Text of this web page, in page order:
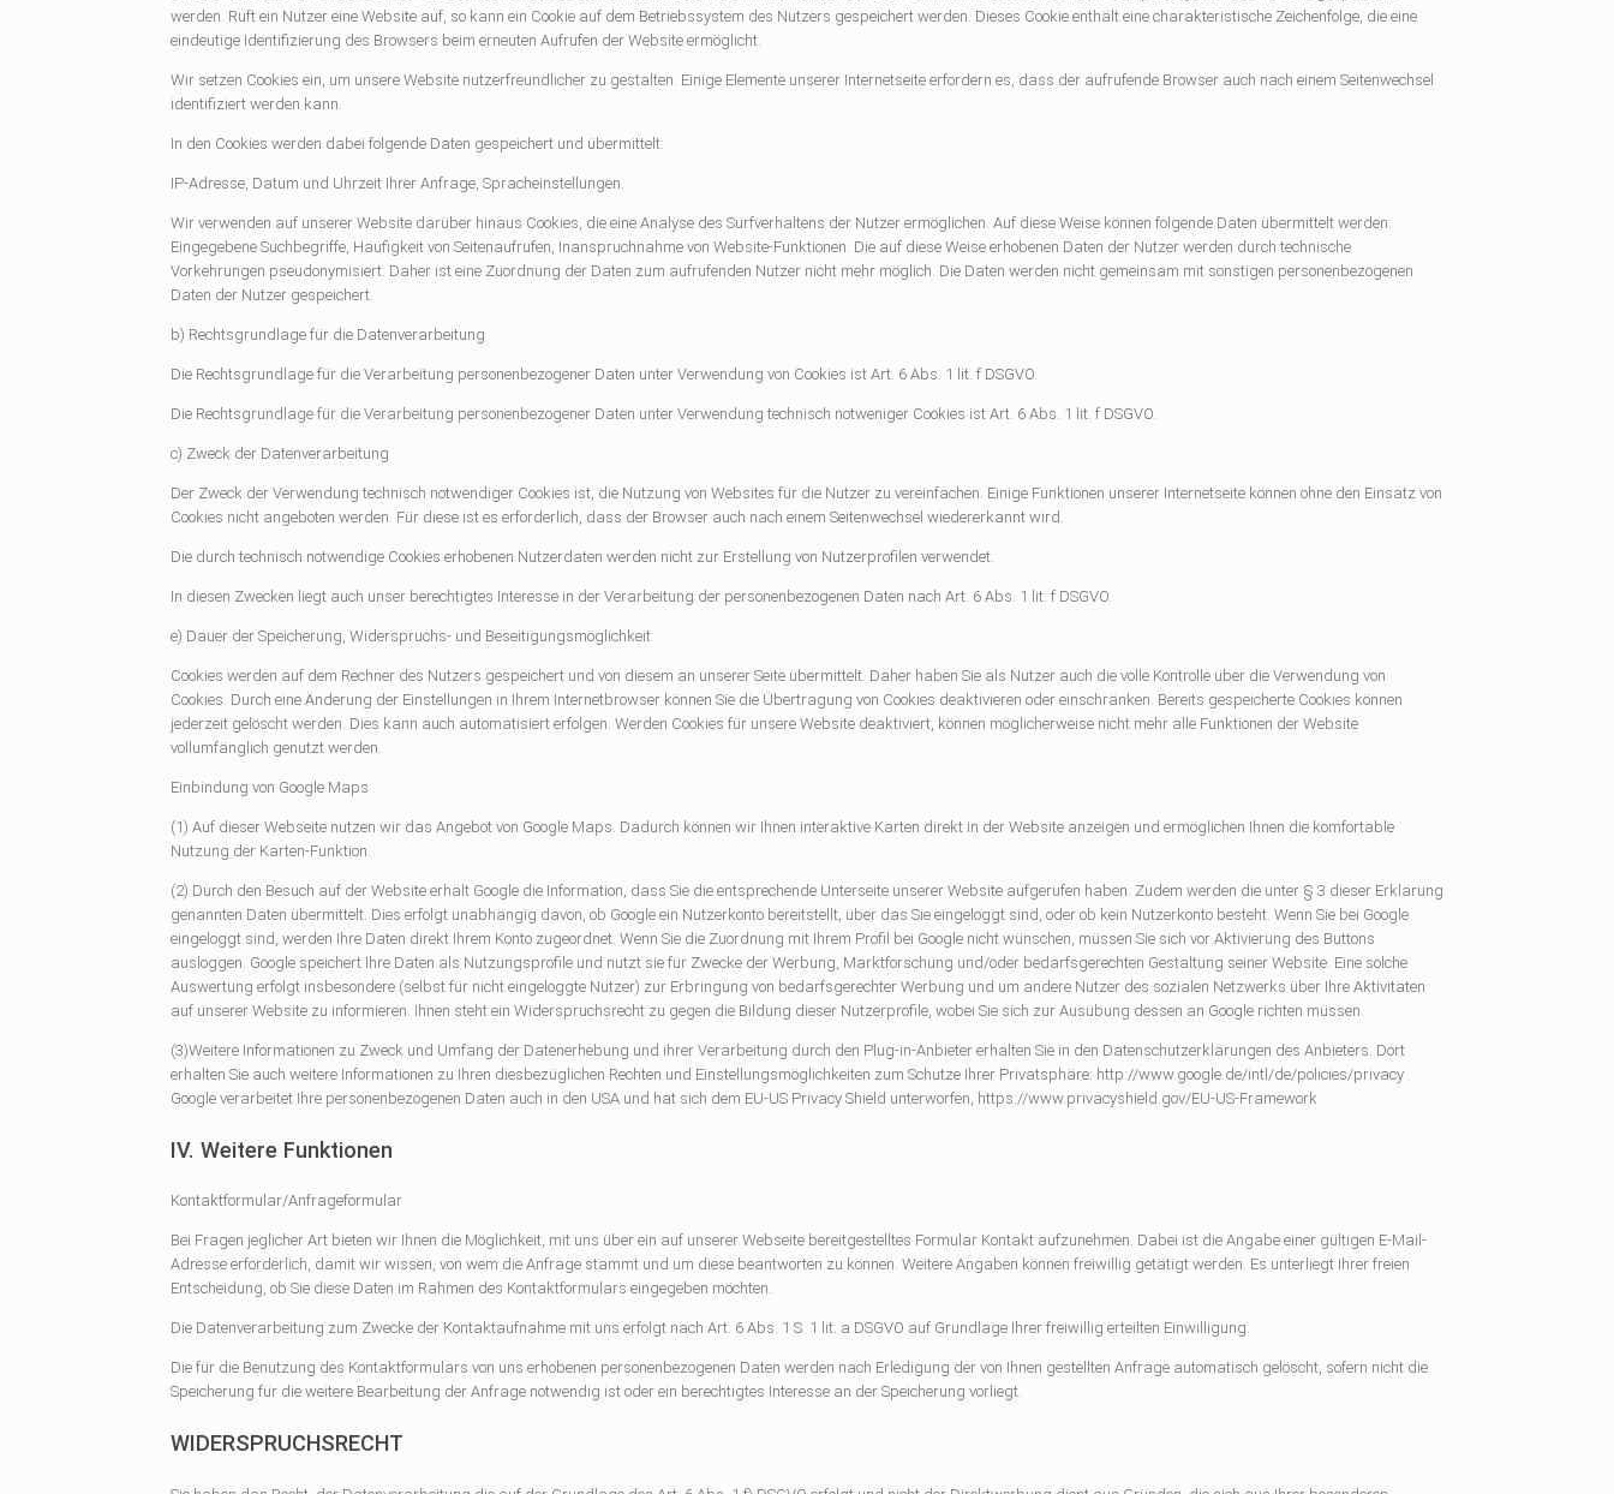
werden. Ruft ein Nutzer eine Website auf, so kann ein Cookie auf dem Betriebssystem des Nutzers gespeichert werden. Dieses Cookie enthält eine charakteristische Zeichenfolge, die eine
eindeutige Identifizierung des Browsers beim erneuten Aufrufen der Website ermöglicht.
Wir setzen Cookies ein, um unsere Website nutzerfreundlicher zu gestalten. Einige Elemente unserer Internetseite erfordern es, dass der aufrufende Browser auch nach einem Seitenwechsel
identifiziert werden kann.
In den Cookies werden dabei folgende Daten gespeichert und übermittelt:
IP-Adresse, Datum und Uhrzeit Ihrer Anfrage, Spracheinstellungen.
Wir verwenden auf unserer Website darüber hinaus Cookies, die eine Analyse des Surfverhaltens der Nutzer ermöglichen. Auf diese Weise können folgende Daten übermittelt werden:
Eingegebene Suchbegriffe, Häufigkeit von Seitenaufrufen, Inanspruchnahme von Website-Funktionen. Die auf diese Weise erhobenen Daten der Nutzer werden durch technische
Vorkehrungen pseudonymisiert. Daher ist eine Zuordnung der Daten zum aufrufenden Nutzer nicht mehr möglich. Die Daten werden nicht gemeinsam mit sonstigen personenbezogenen
Daten der Nutzer gespeichert.
b) Rechtsgrundlage für die Datenverarbeitung
Die Rechtsgrundlage für die Verarbeitung personenbezogener Daten unter Verwendung von Cookies ist Art. 6 Abs. 1 lit. f DSGVO.
Die Rechtsgrundlage für die Verarbeitung personenbezogener Daten unter Verwendung technisch notweniger Cookies ist Art. 6 Abs. 1 lit. f DSGVO.
c) Zweck der Datenverarbeitung
Der Zweck der Verwendung technisch notwendiger Cookies ist, die Nutzung von Websites für die Nutzer zu vereinfachen. Einige Funktionen unserer Internetseite können ohne den Einsatz von
Cookies nicht angeboten werden. Für diese ist es erforderlich, dass der Browser auch nach einem Seitenwechsel wiedererkannt wird.
Die durch technisch notwendige Cookies erhobenen Nutzerdaten werden nicht zur Erstellung von Nutzerprofilen verwendet.
In diesen Zwecken liegt auch unser berechtigtes Interesse in der Verarbeitung der personenbezogenen Daten nach Art. 6 Abs. 1 lit. f DSGVO.
e) Dauer der Speicherung, Widerspruchs- und Beseitigungsmöglichkeit
Cookies werden auf dem Rechner des Nutzers gespeichert und von diesem an unserer Seite übermittelt. Daher haben Sie als Nutzer auch die volle Kontrolle über die Verwendung von
Cookies. Durch eine Änderung der Einstellungen in Ihrem Internetbrowser können Sie die Übertragung von Cookies deaktivieren oder einschränken. Bereits gespeicherte Cookies können
jederzeit gelöscht werden. Dies kann auch automatisiert erfolgen. Werden Cookies für unsere Website deaktiviert, können möglicherweise nicht mehr alle Funktionen der Website
vollumfänglich genutzt werden.
Einbindung von Google Maps
(1) Auf dieser Webseite nutzen wir das Angebot von Google Maps. Dadurch können wir Ihnen interaktive Karten direkt in der Website anzeigen und ermöglichen Ihnen die komfortable
Nutzung der Karten-Funktion.
(2) Durch den Besuch auf der Website erhält Google die Information, dass Sie die entsprechende Unterseite unserer Website aufgerufen haben. Zudem werden die unter § 3 dieser Erklärung
genannten Daten übermittelt. Dies erfolgt unabhängig davon, ob Google ein Nutzerkonto bereitstellt, über das Sie eingeloggt sind, oder ob kein Nutzerkonto besteht. Wenn Sie bei Google
eingeloggt sind, werden Ihre Daten direkt Ihrem Konto zugeordnet. Wenn Sie die Zuordnung mit Ihrem Profil bei Google nicht wünschen, müssen Sie sich vor Aktivierung des Buttons
ausloggen. Google speichert Ihre Daten als Nutzungsprofile und nutzt sie für Zwecke der Werbung, Marktforschung und/oder bedarfsgerechten Gestaltung seiner Website. Eine solche
Auswertung erfolgt insbesondere (selbst für nicht eingeloggte Nutzer) zur Erbringung von bedarfsgerechter Werbung und um andere Nutzer des sozialen Netzwerks über Ihre Aktivitäten
auf unserer Website zu informieren. Ihnen steht ein Widerspruchsrecht zu gegen die Bildung dieser Nutzerprofile, wobei Sie sich zur Ausübung dessen an Google richten müssen.
(3)Weitere Informationen zu Zweck und Umfang der Datenerhebung und ihrer Verarbeitung durch den Plug-in-Anbieter erhalten Sie in den Datenschutzerklärungen des Anbieters. Dort
erhalten Sie auch weitere Informationen zu Ihren diesbezüglichen Rechten und Einstellungsmöglichkeiten zum Schutze Ihrer Privatsphäre: http://www.google.de/intl/de/policies/privacy .
Google verarbeitet Ihre personenbezogenen Daten auch in den USA und hat sich dem EU-US Privacy Shield unterworfen, https://www.privacyshield.gov/EU-US-Framework
IV. Weitere Funktionen
Kontaktformular/Anfrageformular
Bei Fragen jeglicher Art bieten wir Ihnen die Möglichkeit, mit uns über ein auf unserer Webseite bereitgestelltes Formular Kontakt aufzunehmen. Dabei ist die Angabe einer gültigen E-Mail-
Adresse erforderlich, damit wir wissen, von wem die Anfrage stammt und um diese beantworten zu können. Weitere Angaben können freiwillig getätigt werden. Es unterliegt Ihrer freien
Entscheidung, ob Sie diese Daten im Rahmen des Kontaktformulars eingegeben möchten.
Die Datenverarbeitung zum Zwecke der Kontaktaufnahme mit uns erfolgt nach Art. 6 Abs. 1 S. 1 lit. a DSGVO auf Grundlage Ihrer freiwillig erteilten Einwilligung.
Die für die Benutzung des Kontaktformulars von uns erhobenen personenbezogenen Daten werden nach Erledigung der von Ihnen gestellten Anfrage automatisch gelöscht, sofern nicht die
Speicherung für die weitere Bearbeitung der Anfrage notwendig ist oder ein berechtigtes Interesse an der Speicherung vorliegt.
WIDERSPRUCHSRECHT